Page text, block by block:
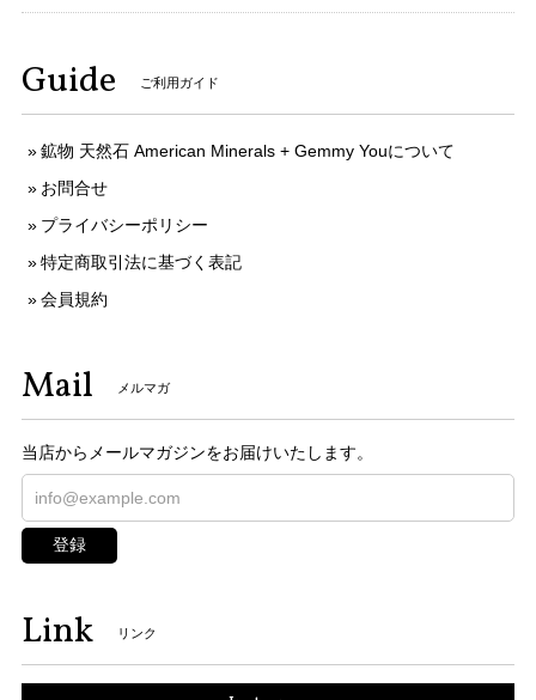
Guide ご利用ガイド
鉱物 天然石 American Minerals + Gemmy Youについて
お問合せ
プライバシーポリシー
特定商取引法に基づく表記
会員規約
Mail メルマガ
当店からメールマガジンをお届けいたします。
登録
Link リンク